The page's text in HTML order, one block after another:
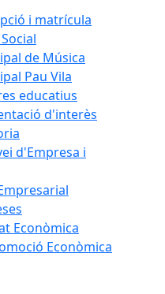
i matrícula
de Música
Pau Vila
educatius
d'interès
d'Empresa i
Econòmica
Econòmica